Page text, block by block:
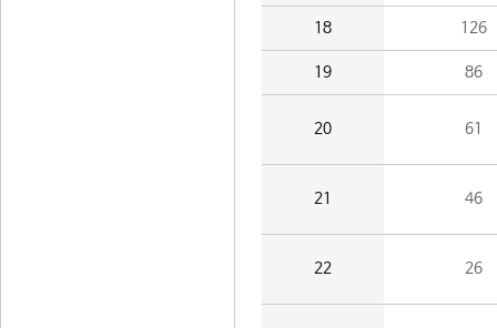
18 126
19 86
20 61
21 46
22 26